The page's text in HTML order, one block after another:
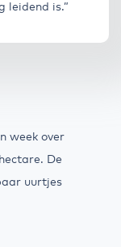
leidend is.”
week over
De
uurtjes